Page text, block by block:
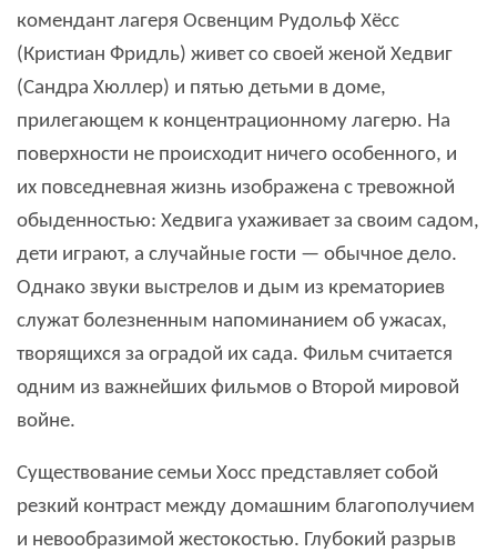
комендант лагеря Освенцим Рудольф Хёсс
(Кристиан Фридль) живет со своей женой Хедвиг
(Сандра Хюллер) и пятью детьми в доме,
прилегающем к концентрационному лагерю. На
поверхности не происходит ничего особенного, и
их повседневная жизнь изображена с тревожной
обыденностью: Хедвига ухаживает за своим садом,
дети играют, а случайные гости — обычное дело.
Однако звуки выстрелов и дым из крематориев
служат болезненным напоминанием об ужасах,
творящихся за оградой их сада. Фильм считается
одним из важнейших фильмов о Второй мировой
войне.
Существование семьи Хосс представляет собой
резкий контраст между домашним благополучием
и невообразимой жестокостью. Глубокий разрыв